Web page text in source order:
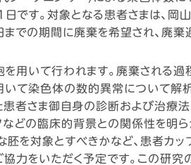
す。対象となる患者さまは、岡
の期間に廃棄を希望され、廃棄
用いて行われます。廃棄される
いて染色体の数的異常について解
者さま御自身の診断および治療
どの臨床的背景との関係性を明
胚を対象とすべきかなど、患者カ
力をいただく予定です。この研究